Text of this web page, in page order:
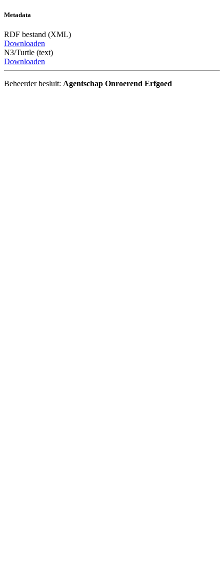
Metadata
RDF bestand (XML)
Downloaden
N3/Turtle (text)
Downloaden
Beheerder besluit: Agentschap Onroerend Erfgoed